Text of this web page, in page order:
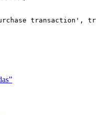
transaction' ,